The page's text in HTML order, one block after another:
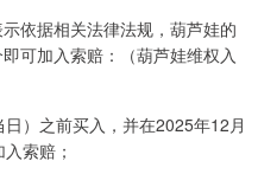
依据相关法律法规，葫芦娃的
可加入索赔：（葫芦娃维权入
）之前买入，并在2025年12月
索赔；